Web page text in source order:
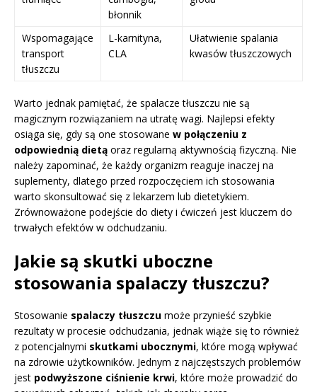
błonnik
Wspomagające
transport
tłuszczu
L-karnityna,
CLA
Ułatwienie spalania
kwasów tłuszczowych
Warto jednak pamiętać, że spalacze tłuszczu nie są
magicznym rozwiązaniem na utratę wagi. Najlepsi efekty
osiąga się, gdy są one stosowane w połączeniu z
odpowiednią dietą oraz regularną aktywnością fizyczną. Nie
należy zapominać, że każdy organizm reaguje inaczej na
suplementy, dlatego przed rozpoczęciem ich stosowania
warto skonsultować się z lekarzem lub dietetykiem.
Zrównoważone podejście do diety i ćwiczeń jest kluczem do
trwałych efektów w odchudzaniu.
Jakie są skutki uboczne
stosowania spalaczy tłuszczu?
Stosowanie spalaczy tłuszczu może przynieść szybkie
rezultaty w procesie odchudzania, jednak wiąże się to również
z potencjalnymi skutkami ubocznymi, które mogą wpływać
na zdrowie użytkowników. Jednym z najczęstszych problemów
jest podwyższone ciśnienie krwi, które może prowadzić do